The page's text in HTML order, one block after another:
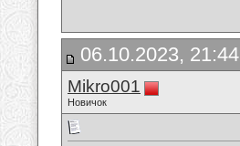
06.10.2023, 21:44
Mikro001
Новичок